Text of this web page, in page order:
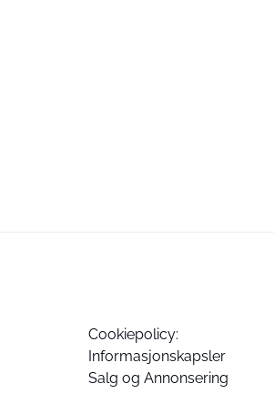
Cookiepolicy:
Informasjonskapsler
Salg og Annonsering